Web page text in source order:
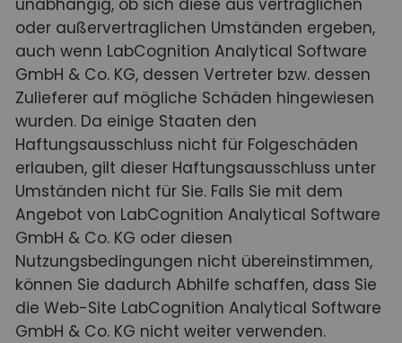
unabhängig, ob sich diese aus vertraglichen
oder außervertraglichen Umständen ergeben,
auch wenn LabCognition Analytical Software
GmbH & Co. KG, dessen Vertreter bzw. dessen
Zulieferer auf mögliche Schäden hingewiesen
wurden. Da einige Staaten den
Haftungsausschluss nicht für Folgeschäden
erlauben, gilt dieser Haftungsausschluss unter
Umständen nicht für Sie. Falls Sie mit dem
Angebot von LabCognition Analytical Software
GmbH & Co. KG oder diesen
Nutzungsbedingungen nicht übereinstimmen,
können Sie dadurch Abhilfe schaffen, dass Sie
die Web-Site LabCognition Analytical Software
GmbH & Co. KG nicht weiter verwenden.